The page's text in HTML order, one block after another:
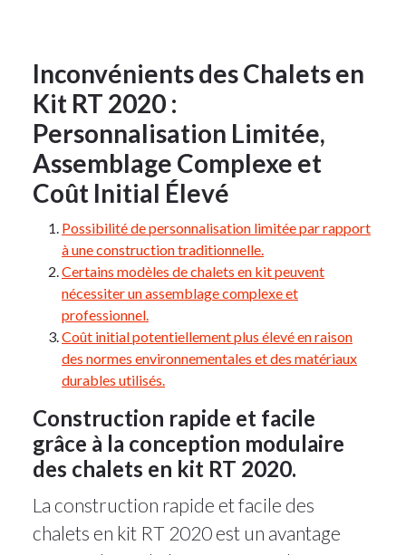
Inconvénients des Chalets en
Kit RT 2020 :
Personnalisation Limitée,
Assemblage Complexe et
Coût Initial Élevé
Possibilité de personnalisation limitée par rapport
à une construction traditionnelle.
Certains modèles de chalets en kit peuvent
nécessiter un assemblage complexe et
professionnel.
Coût initial potentiellement plus élevé en raison
des normes environnementales et des matériaux
durables utilisés.
Construction rapide et facile
grâce à la conception modulaire
des chalets en kit RT 2020.
La construction rapide et facile des
chalets en kit RT 2020 est un avantage